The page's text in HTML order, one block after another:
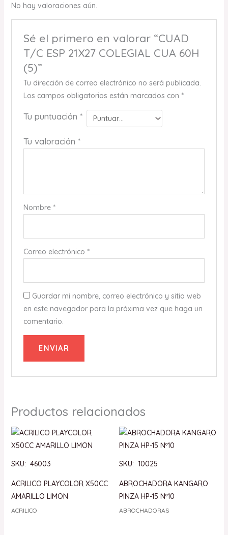
No hay valoraciones aún.
Sé el primero en valorar “CUAD
T/C ESP 21X27 COLEGIAL CUA 60H
(5)”
Tu dirección de correo electrónico no será publicada.
Los campos obligatorios están marcados con *
Tu puntuación *
Tu valoración *
Nombre *
Correo electrónico *
Guardar mi nombre, correo electrónico y sitio web
en este navegador para la próxima vez que haga un
comentario.
Productos relacionados
SKU: 46003
ACRILICO PLAYCOLOR X50CC
AMARILLO LIMON
ACRILICO
SKU: 10025
ABROCHADORA KANGARO
PINZA HP-15 Nº10
ABROCHADORAS